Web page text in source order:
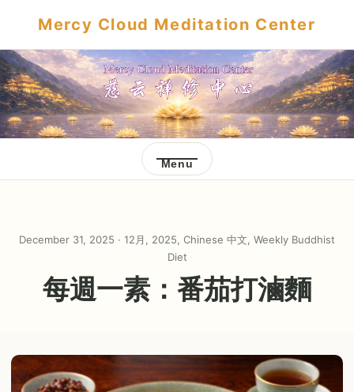
Mercy Cloud Meditation Center
Menu
December 31, 2025 · 12月 , 2025, Chinese 中文, Weekly Buddhist
Diet
每週一素：番茄打滷麵